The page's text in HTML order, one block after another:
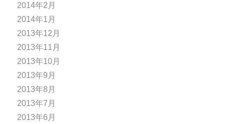
2014年2月
2014年1月
2013年12月
2013年11月
2013年10月
2013年9月
2013年8月
2013年7月
2013年6月